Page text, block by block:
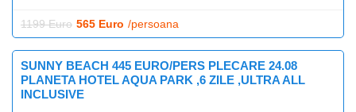
1199 Euro 565 Euro /persoana
SUNNY BEACH 445 EURO/PERS PLECARE 24.08
PLANETA HOTEL AQUA PARK ,6 ZILE ,ULTRA ALL
INCLUSIVE